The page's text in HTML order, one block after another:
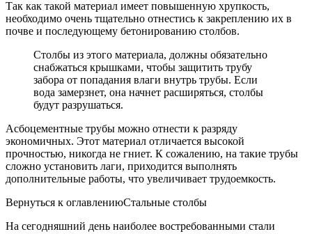
Так как такой материал имеет повышенную хрупкость,
необходимо очень тщательно отнестись к закреплению их в
почве и последующему бетонированию столбов.
Столбы из этого материала, должны обязательно
снабжаться крышками, чтобы защитить трубу
забора от попадания влаги внутрь трубы. Если
вода замерзнет, она начнет расширяться, столбы
будут разрушаться.
Асбоцементные трубы можно отнести к разряду
экономичных. Этот материал отличается высокой
прочностью, никогда не гниет. К сожалению, на такие трубы
сложно установить лаги, приходится выполнять
дополнительные работы, что увеличивает трудоемкость.
Вернуться к оглавлениюСтальные столбы
На сегодняшний день наиболее востребованными стали